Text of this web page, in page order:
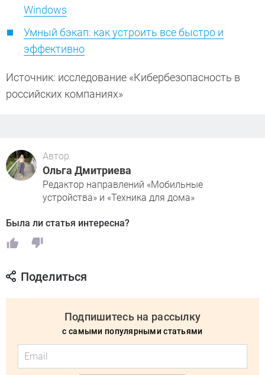
Windows
Умный бэкап: как устроить все быстро и
эффективно
Источник: исследование «Кибербезопасность в
российских компаниях»
Автор
Ольга Дмитриева
Редактор направлений «Мобильные
устройства» и «Техника для дома»
Была ли статья интересна?
Поделиться
Подпишитесь на рассылку
с самыми популярными статьями